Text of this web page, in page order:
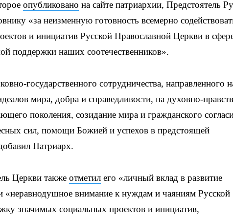
опубликовано на сайте патриархии, Предстоятель
«за неизменную готовность всемерно
и инициатив Русской Православной Церкви в
поддержки наших соотечественников».
государственного сотрудничества, направленного
мира, добра и справедливости, на духовно-
поколения, созидание мира и гражданского
сил, помощи Божией и успехов в предстоящей
Патриарх.
Церкви также отметил его «личный вклад в развитие
«неравнодушное внимание к нуждам и чаяниям Русской
значимых социальных проектов и инициатив,